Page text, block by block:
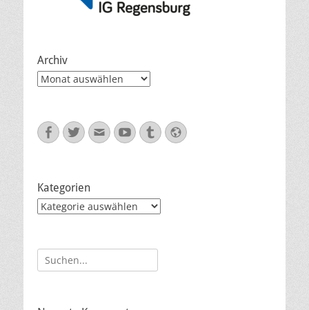
Archiv
Archiv
Facebook
Twitter
E-
Mail
YouTube
TumblrWebsite
Kategorien
Kategorien
Suche
nach: